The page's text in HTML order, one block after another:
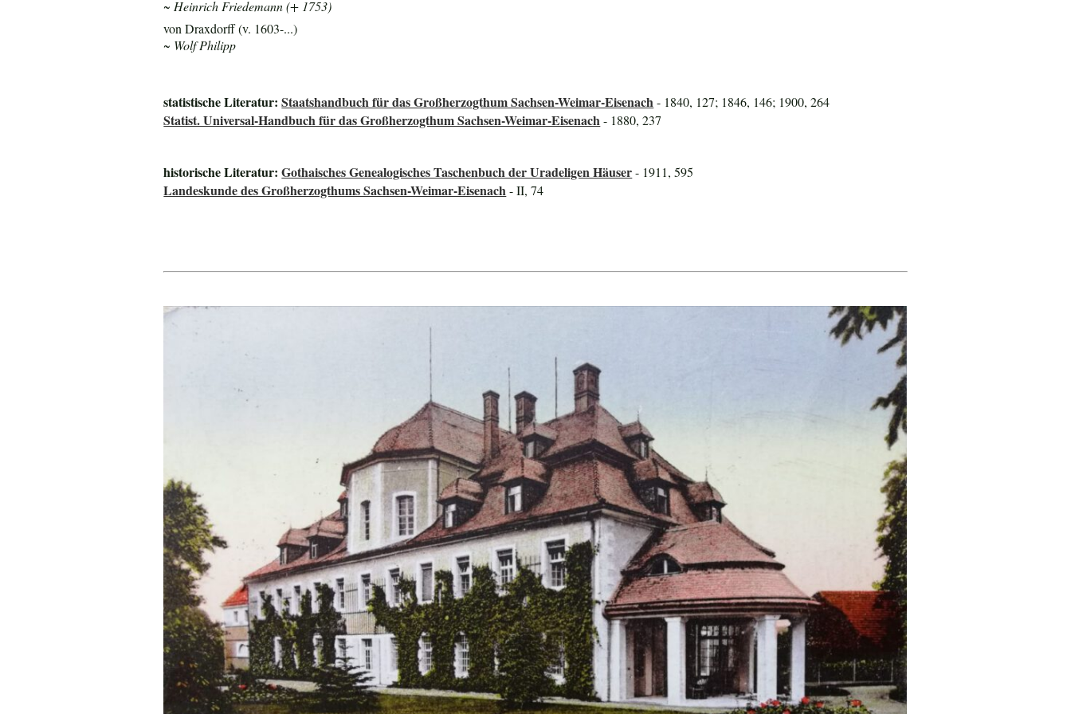
~ Heinrich Friedemann (+ 1753)
von Draxdorff (v. 1603-...)
~ Wolf Philipp
statistische Literatur:Staatshandbuch für das Großherzogthum Sachsen-Weimar-Eisenach - 1840, 127; 1846, 146; 1900, 264
Statist. Universal-Handbuch für das Großherzogthum Sachsen-Weimar-Eisenach - 1880, 237
historische Literatur:Gothaisches Genealogisches Taschenbuch der Uradeligen Häuser- 1911, 595
Landeskunde des Großherzogthums Sachsen-Weimar-Eisenach - II, 74